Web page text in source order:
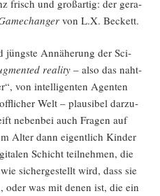
frisch und groß­ar­tig: der gera­
von L.X. Beckett.
jüngs­te Annä­he­rung der Sci­
rea­li­ty– also das naht­
von intel­li­gen­ten Agen­ten
Welt – plau­si­bel dar­zu­
neben­bei auch Fra­gen auf
Alter dann eigent­lich Kin­der
Schicht teil­neh­men, die
sicher­ge­stellt wird, dass sie
was mit denen ist, die ein